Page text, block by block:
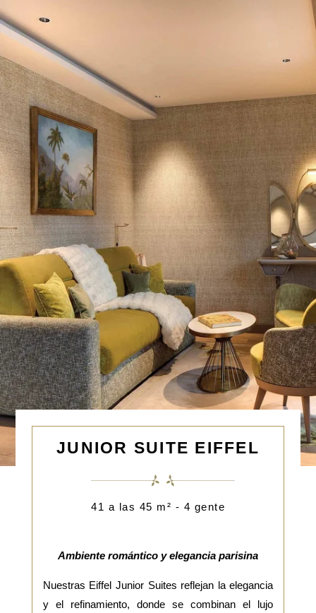
JUNIOR SUITE EIFFEL
41 a las 45 m² - 4 gente
Ambiente romántico y elegancia parisina
Nuestras Eiffel Junior Suites reflejan la elegancia
y el refinamiento, donde se combinan el lujo